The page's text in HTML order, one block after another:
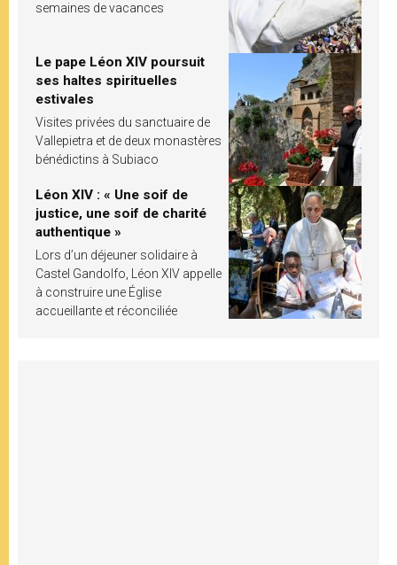
semaines de vacances
Le pape Léon XIV poursuit
ses haltes spirituelles
estivales
Visites privées du sanctuaire de
Vallepietra et de deux monastères
bénédictins à Subiaco
Léon XIV : « Une soif de
justice, une soif de charité
authentique »
Lors d’un déjeuner solidaire à
Castel Gandolfo, Léon XIV appelle
à construire une Église
accueillante et réconciliée